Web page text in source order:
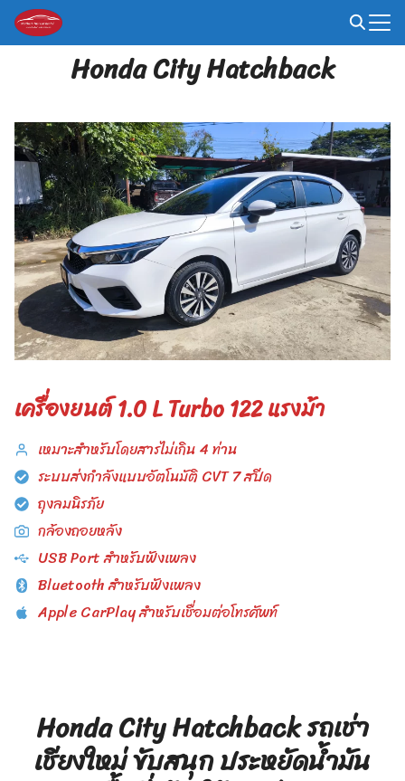
Skip
Search Honda City Hatchback
เครื่องยนต์ 1.0 L Turbo 122 แรงม้า
เหมาะสำหรับโดยสารไม่เกิน 4 ท่าน
ระบบส่งกำลังแบบอัตโนมัติ CVT 7 สปีด
ถุงลมนิรภัย
กล้องถอยหลัง
USB Port สำหรับฟังเพลง
Bluetooth สำหรับฟังเพลง
Apple CarPlay สำหรับเชื่อมต่อโทรศัพท์
Honda City Hatchback รถเช่า
เชียงใหม่ ขับสนุก ประหยัดน้ำมัน